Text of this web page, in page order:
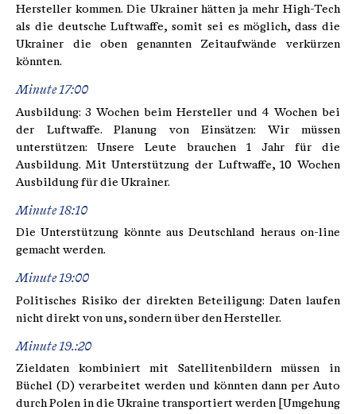
Hersteller kommen. Die Ukrainer hätten ja mehr High-Tech
als die deutsche Luftwaffe, somit sei es möglich, dass die
Ukrainer die oben genannten Zeitaufwände verkürzen
könnten.
Minute 17:00
Ausbildung: 3 Wochen beim Hersteller und 4 Wochen bei
der Luftwaffe. Planung von Einsätzen: Wir müssen
unterstützen: Unsere Leute brauchen 1 Jahr für die
Ausbildung. Mit Unterstützung der Luftwaffe, 10 Wochen
Ausbildung für die Ukrainer.
Minute 18:10
Die Unterstützung könnte aus Deutschland heraus on-line
gemacht werden.
Minute 19:00
Politisches Risiko der direkten Beteiligung: Daten laufen
nicht direkt von uns, sondern über den Hersteller.
Minute 19.:20
Zieldaten kombiniert mit Satellitenbildern müssen in
Büchel (D) verarbeitet werden und könnten dann per Auto
durch Polen in die Ukraine transportiert werden [Umgehung